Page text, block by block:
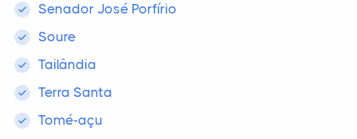
Senador José Porfírio
Soure
Tailândia
Terra Santa
Tomé-açu